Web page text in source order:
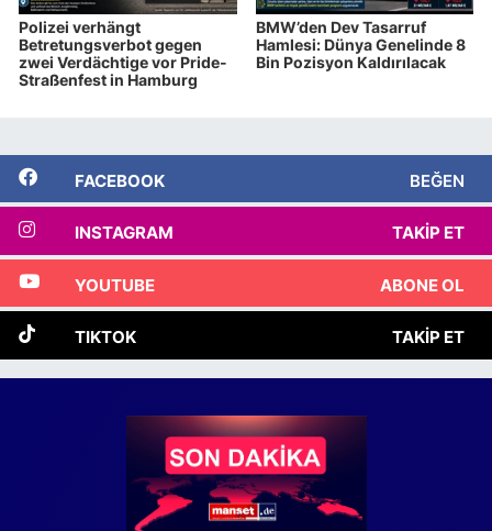
Polizei verhängt
Betretungsverbot gegen
zwei Verdächtige vor Pride-
Straßenfest in Hamburg
BMW’den Dev Tasarruf
Hamlesi: Dünya Genelinde 8
Bin Pozisyon Kaldırılacak
FACEBOOK BEĞEN
INSTAGRAM TAKIP ET
YOUTUBE ABONE OL
TIKTOK TAKIP ET